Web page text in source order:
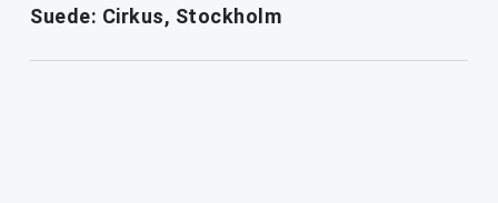
Suede: Cirkus, Stockholm